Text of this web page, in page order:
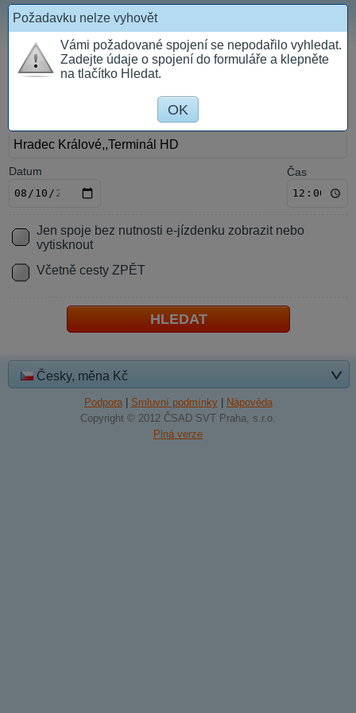
Údaje pro cestu TAM
dkud
Čas
Datum
Jen spoje bez nutnosti e-jízdenku zobrazit nebo
vytisknout
Včetně cesty ZPĚT
Požadavku nelze vyhovět
Vámi požadované spojení se nepodařilo vyhledat.
Zadejte údaje o spojení do formuláře a klepněte
na tlačítko Hledat.
OK
Česky, měna Kč
Podpora| Smluvní podmínky|
Nápověda
Copyright © 2012 ČSAD SVT Praha, s.r.o.
Plná verze